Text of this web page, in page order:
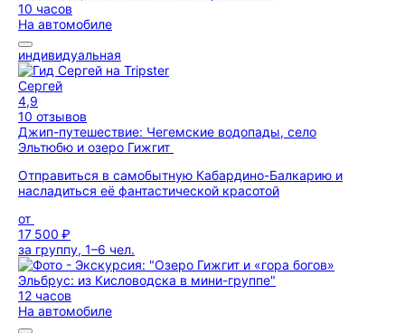
10 часов
На автомобиле
индивидуальная
Сергей
4,9
10 отзывов
Джип-путешествие: Чегемские водопады, село
Эльтюбю и озеро Гижгит
Отправиться в самобытную Кабардино-Балкарию и
насладиться её фантастической красотой
от
17 500 ₽
за группу, 1–6 чел.
12 часов
На автомобиле